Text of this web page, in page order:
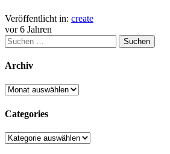
Veröffentlicht in: create
vor 6 Jahren
Suchen
nach:
Archiv
Archiv
Categories
Categories